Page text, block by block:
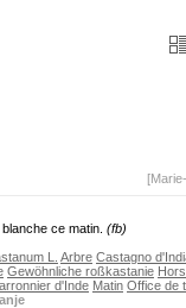
ce matin. (fb)
L. Arbre Castagno
Gewöhnliche roßkastanie
d'Inde Matin Office de